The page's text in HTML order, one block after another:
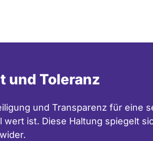
und Toleranz
und Transparenz für eine
ist. Diese Haltung spiegelt
wider.